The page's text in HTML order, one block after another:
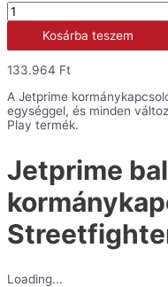
Jetprime
baloldali
kormánykapcsoló
-
Streetfighter
V4
mennyiség
Kosárba teszem
133.964 Ft
A Jetprime
egységgel, és minden
Play termék.
Jetprime
Loading...